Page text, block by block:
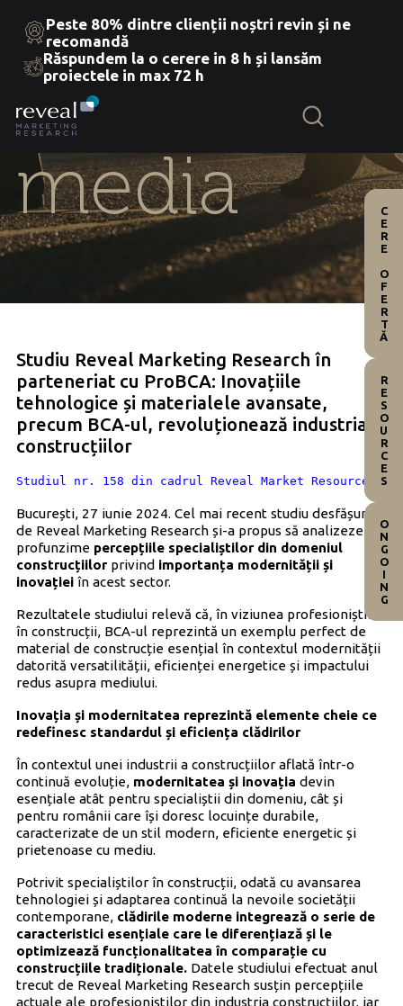
Skip
the
content
Peste 80% dintre clienții noștri revin și ne
recomandă
Răspundem la o cerere in 8 h și lansăm
proiectele in max 72 h
media
Studiu Reveal Marketing Research în
parteneriat cu ProBCA: Inovațiile
tehnologice și materialele avansate,
precum BCA-ul, revoluționează industria
construcțiilor
Studiul nr. 158 din cadrul Reveal Market Resources
București, 27 iunie 2024. Cel mai recent studiu desfășurat
de Reveal Marketing Research și-a propus să analizeze în
profunzimepercepțiile specialiștilor din domeniul
construcțiilor privind importanța modernității și
inovației în acest sector.
Rezultatele studiului relevă că, în viziunea profesioniștilor
în construcții, BCA-ul reprezintă un exemplu perfect de
material de construcție esențial în contextul modernității
datorită versatilității, eficienței energetice și impactului
redus asupra mediului.
Inovația și modernitatea reprezintă elemente cheie ce
redefinesc standardul și eficiența clădirilor
În contextul unei industrii a construcțiilor aflată într-o
continuă evoluție, modernitatea și inovația devin
esențiale atât pentru specialiștii din domeniu, cât și
pentru românii care își doresc locuințe durabile,
caracterizate de un stil modern, eficiente energetic și
prietenoase cu mediu.
Potrivit specialiștilor în construcții, odată cu avansarea
tehnologiei și adaptarea continuă la nevoile societății
contemporane, clădirile moderne integrează o serie de
caracteristici esențiale care le diferențiază și le
optimizează funcționalitatea în comparație cu
construcțiile tradiționale. Datele studiului efectuat anul
trecut de Reveal Marketing Research susțin percepțiile
actuale ale profesioniștilor din industria construcțiilor, iar
CERE OFERTĂ
RESOURCES
ONGOING